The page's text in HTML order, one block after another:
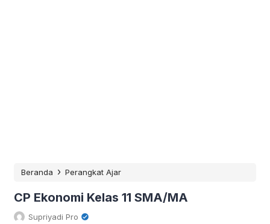
Beranda › Perangkat Ajar
CP Ekonomi Kelas 11 SMA/MA
Supriyadi Pro